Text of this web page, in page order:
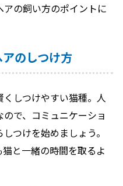
の飼い方のポイントに
のしつけ方
しつけやすい猫種。人
で、コミュニケーショ
つけを始めましょう。
と一緒の時間を取るよ